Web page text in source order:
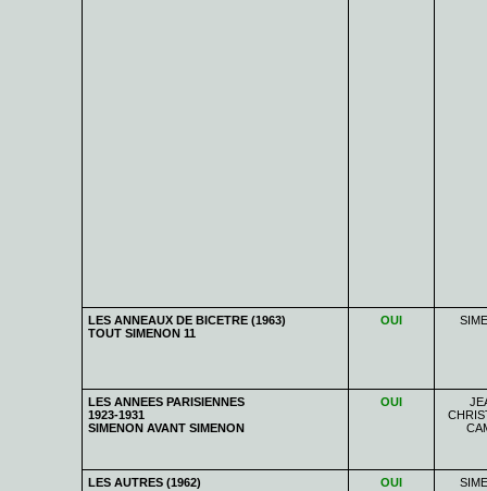
LES ANNEAUX DE BICETRE (1963)
TOUT SIMENON 11
OUI
LES ANNEES PARISIENNES
1923-1931
SIMENON AVANT SIMENON
OUI
LES AUTRES (1962) OUI